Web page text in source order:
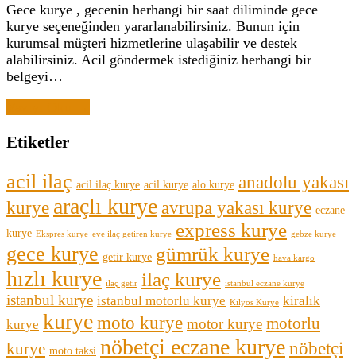
Gece kurye , gecenin herhangi bir saat diliminde gece
kurye seçeneğinden yararlanabilirsiniz. Bunun için
kurumsal müşteri hizmetlerine ulaşabilir ve destek
alabilirsiniz. Acil göndermek istediğiniz herhangi bir
belgeyi…
Etiketler
acil ilaç acil ilaç kurye acil kurye alo kurye anadolu yakası
kurye araçlı kuryeavrupa yakası kurye eczane
kurye Ekspres kurye eve ilaç getiren kurye express kurye gebze kurye
gece kurye getir kurye gümrük kurye hava kargo
hızlı kurye ilaç getir ilaç kurye istanbul eczane kurye
istanbul kurye istanbul motorlu kurye Kilyos Kurye kiralık
kurye kuryemoto kurye motor kurye motorlu
kurye moto taksi nöbetçi eczane kuryenöbetçi